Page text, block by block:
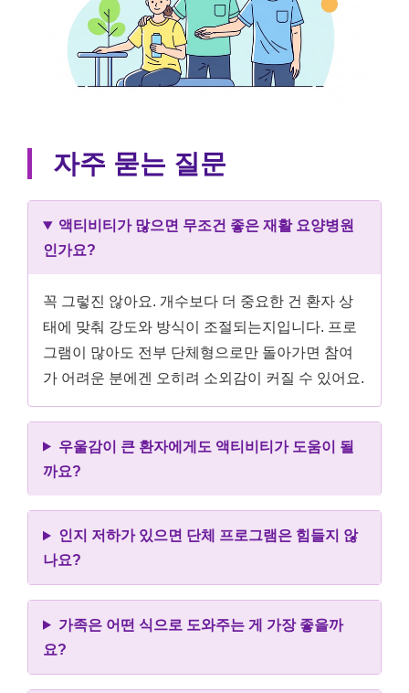
자주 묻는 질문
액티비티가 많으면 무조건 좋은 재활 요양병원
인가요?
꼭 그렇진 않아요. 개수보다 더 중요한 건 환자 상
태에 맞춰 강도와 방식이 조절되는지입니다. 프로
그램이 많아도 전부 단체형으로만 돌아가면 참여
가 어려운 분에겐 오히려 소외감이 커질 수 있어요.
우울감이 큰 환자에게도 액티비티가 도움이 될
까요?
인지 저하가 있으면 단체 프로그램은 힘들지 않
나요?
가족은 어떤 식으로 도와주는 게 가장 좋을까
요?